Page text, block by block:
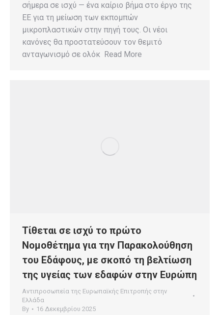
σήμερα σε ισχύ — ένα καίριο βήμα στο έργο της
ΕΕ για τη μείωση των εκπομπών
μικροπλαστικών στην πηγή τους. Οι νέοι
κανόνες θα προστατεύσουν τον θεμιτό
ανταγωνισμό σε ολόκ Read More
Τίθεται σε ισχύ το πρώτο
Νομοθέτημα για την Παρακολούθηση
του Εδάφους, με σκοπό τη βελτίωση
της υγείας των εδαφών στην Ευρώπη
Αντιπροσωπεία της Ευρωπαϊκής Επιτροπής στην
Ελλάδα
By
16 Δεκεμβρίου 2025